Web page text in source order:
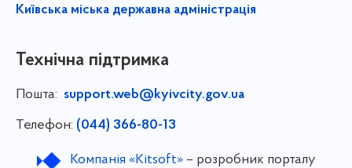
Київська міська державна адміністрація
Технічна підтримка
Пошта: support.web@kyivcity.gov.ua
Телефон: (044) 366-80-13
Компанія «Kitsoft»– розробник порталу